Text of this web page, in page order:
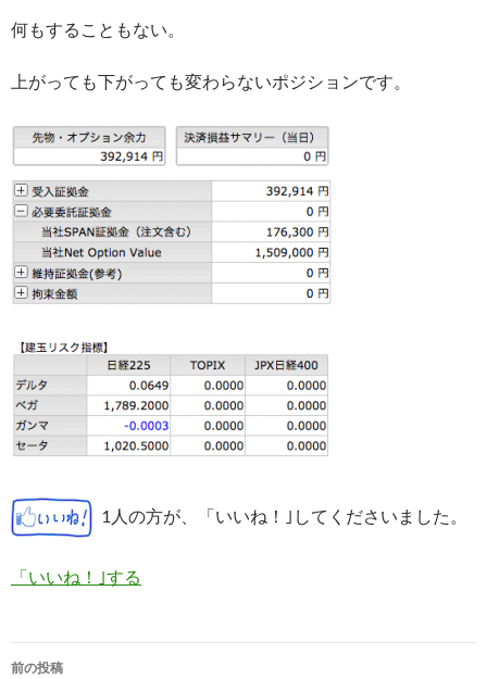
何もすることもない。
上がっても下がっても変わらないポジションです。
1人の方が、「いいね！｣してくださいました。
「いいね！｣する
投
前の投稿